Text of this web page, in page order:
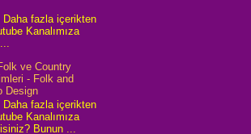
Daha fazla içerikten
Kanalımıza
ve Country
- Folk and
Design
Daha fazla içerikten
Kanalımıza
Bunun ...